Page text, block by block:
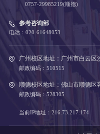
0757-29985219(顺德)
参考咨询部
电话：020-61648053
广州校区地址：广州市白云区
邮政编码：510515
顺德校区地址：佛山市顺德区
邮政编码：528305
当前IP地址：216.73.217.174